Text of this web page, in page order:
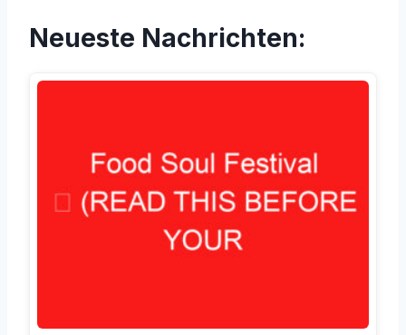
Neueste Nachrichten: